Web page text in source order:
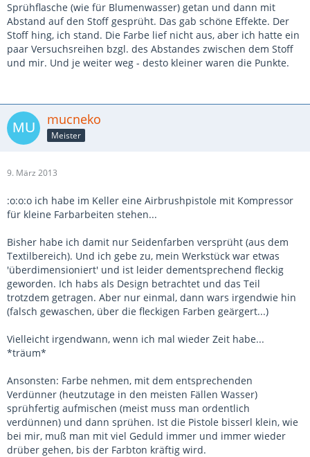
Sprühflasche (wie für Blumenwasser) getan und dann mit
Abstand auf den Stoff gesprüht. Das gab schöne Effekte. Der
Stoff hing, ich stand. Die Farbe lief nicht aus, aber ich hatte ein
paar Versuchsreihen bzgl. des Abstandes zwischen dem Stoff
und mir. Und je weiter weg - desto kleiner waren die Punkte.
mucneko
Meister
9. März 2013
:o:o:o ich habe im Keller eine Airbrushpistole mit Kompressor
für kleine Farbarbeiten stehen...
Bisher habe ich damit nur Seidenfarben versprüht (aus dem
Textilbereich). Und ich gebe zu, mein Werkstück war etwas
'überdimensioniert' und ist leider dementsprechend fleckig
geworden. Ich habs als Design betrachtet und das Teil
trotzdem getragen. Aber nur einmal, dann wars irgendwie hin
(falsch gewaschen, über die fleckigen Farben geärgert...)
Vielleicht irgendwann, wenn ich mal wieder Zeit habe...
*träum*
Ansonsten: Farbe nehmen, mit dem entsprechenden
Verdünner (heutzutage in den meisten Fällen Wasser)
sprühfertig aufmischen (meist muss man ordentlich
verdünnen) und dann sprühen. Ist die Pistole bisserl klein, wie
bei mir, muß man mit viel Geduld immer und immer wieder
drüber gehen, bis der Farbton kräftig wird.